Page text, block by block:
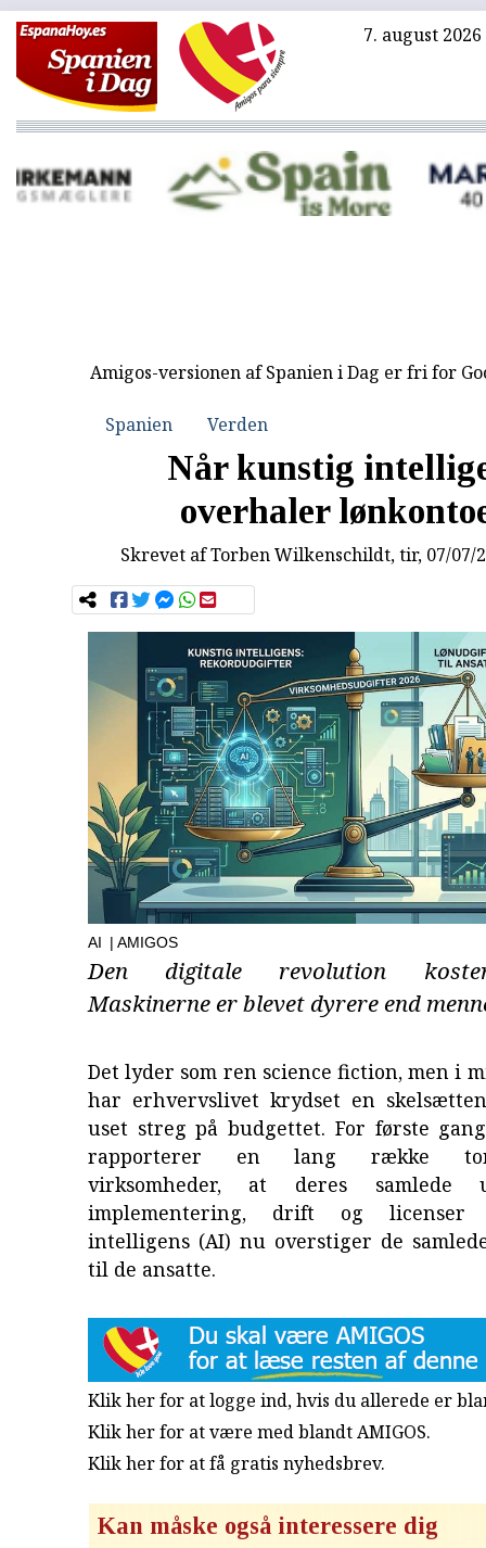
7. august 2026
Amigos-versionen af Spanien i Dag er fri for
Spanien Verden
Når kunstig
overhaler
Skrevet afTorben Wilkenschildt, tir, 07/07/
AI | AMIGOS
Den digitale revolution
Maskinerne er blevet dyrere end
Det lyder som ren science fiction, men i
har erhvervslivet krydset en
uset streg på budgettet. For første
rapporterer en lang række
virksomheder, at deres
implementering, drift og
intelligens (AI) nu overstiger de
til de ansatte.
Klik her for at logge ind, hvis du allerede er
Klik her for at være med blandt AMIGOS.
Klik her for at få gratis nyhedsbrev.
Kan måske også interessere dig